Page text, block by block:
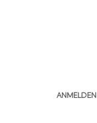
ANMELDEN